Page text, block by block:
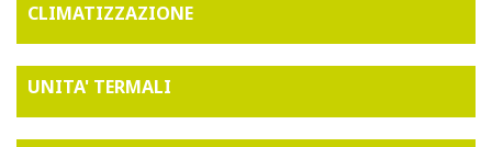
CLIMATIZZAZIONE
UNITA' TERMALI